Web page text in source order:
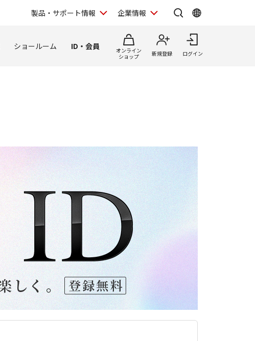
製品・サポート情報 企業情報
ショールーム ID・会員
オンライン
ショップ
新規登録 ログイン